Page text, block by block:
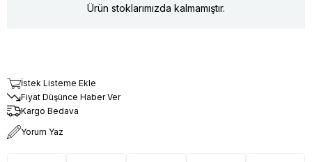
Ürün stoklarımızda kalmamıştır.
İstek Listeme Ekle
Fiyat Düşünce Haber Ver
Kargo Bedava
Yorum Yaz